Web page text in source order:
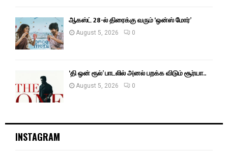
ஆகஸ்ட் 28-ல் திரைக்கு வரும் ‘ஒன்ஸ் மோர்’
August 5, 2026 0
‘தி ஒன் ரூல்’ பாடலில் அனல் பறக்க விடும் சூர்யா..
August 5, 2026 0
INSTAGRAM